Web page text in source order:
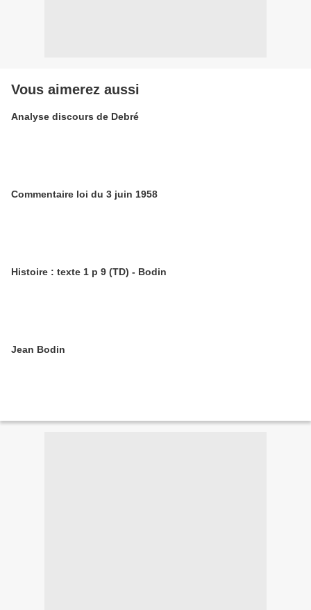
Vous aimerez aussi
Analyse discours de Debré
Commentaire loi du 3 juin 1958
Histoire : texte 1 p 9 (TD) - Bodin
Jean Bodin